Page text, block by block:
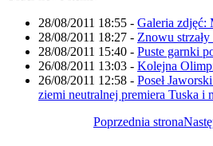
28/08/2011 18:55 - Galeria zdjęć:
28/08/2011 18:27 - Znowu
28/08/2011 15:40 - Puste garnki
26/08/2011 13:03 - Kolejna
26/08/2011 12:58 - Poseł
ziemi neutralnej premiera Tuska i
Poprzednia strona